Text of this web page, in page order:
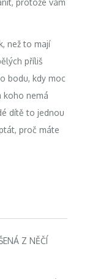
protože vám
než to mají
příliš
bodu, kdy moc
koho nemá
dítě to jednou
proč máte
Z NĚČÍ